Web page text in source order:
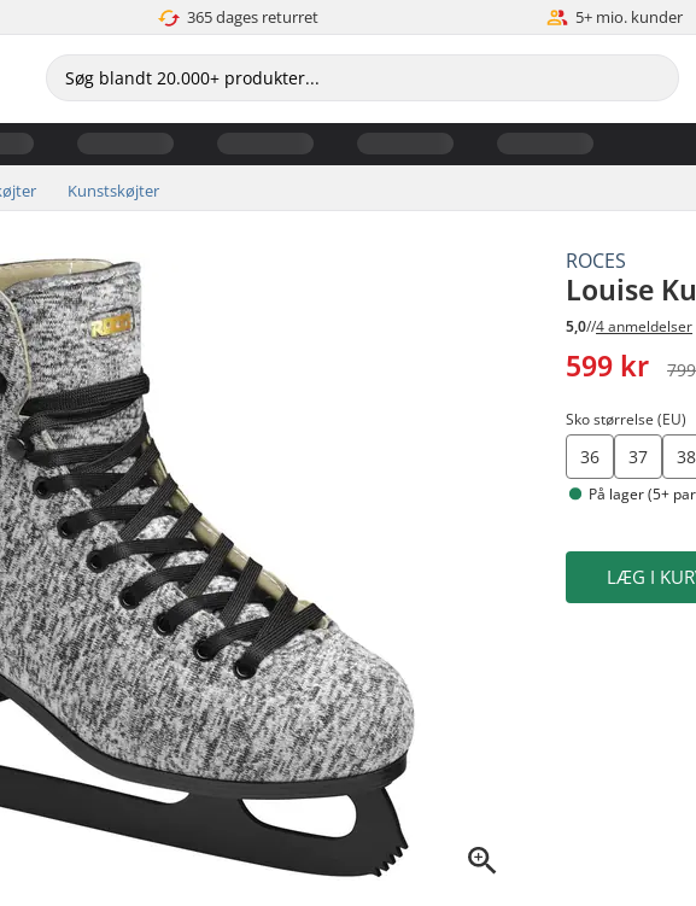
365 dages returret 5+ mio. kunder
Kunstskøjter
ROCES
Louise
5,0//4 anmeldelser
599 kr
Sko størrelse (EU)
36 37 38
På lager (5+
LÆG I